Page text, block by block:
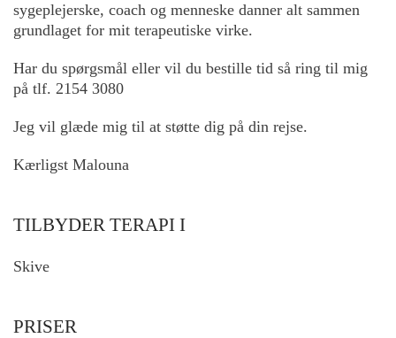
sygeplejerske, coach og menneske danner alt sammen
grundlaget for mit terapeutiske virke.
Har du spørgsmål eller vil du bestille tid så ring til mig
på tlf. 2154 3080
Jeg vil glæde mig til at støtte dig på din rejse.
Kærligst Malouna
TILBYDER TERAPI I
Skive
PRISER